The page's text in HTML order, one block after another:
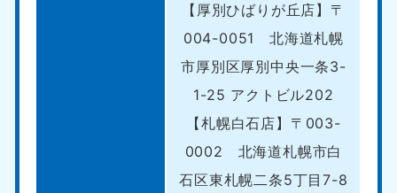
【厚別ひばりが丘店】〒
004-0051 北海道札幌
市厚別区厚別中央一条3-
1-25 アクトビル202
【札幌白石店】〒003-
0002 北海道札幌市白
石区東札幌二条5丁目7-8